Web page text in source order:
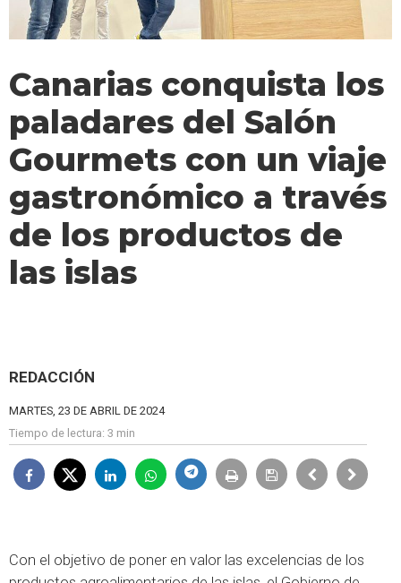
Canarias conquista los
paladares del Salón
Gourmets con un viaje
gastronómico a través
de los productos de
las islas
REDACCIÓN
MARTES, 23 DE ABRIL DE 2024
Tiempo de lectura: 3 min
Con el objetivo de poner en valor las excelencias de los